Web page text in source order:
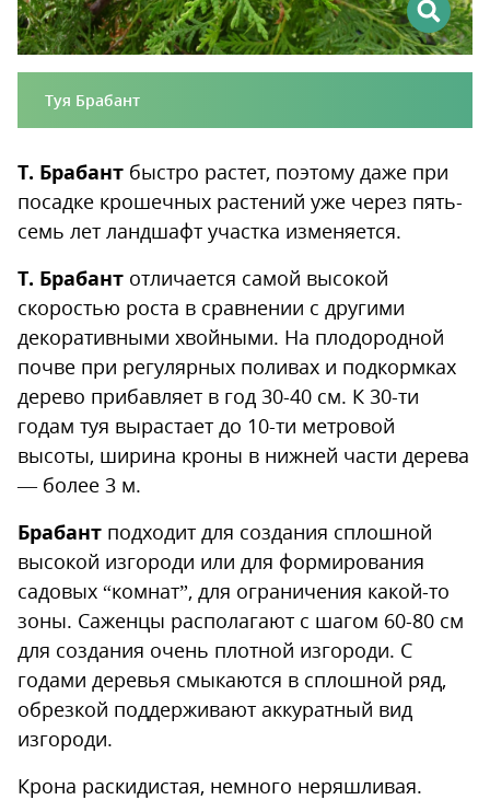
Туя Брабант
Т. Брабант быстро растет, поэтому даже при
посадке крошечных растений уже через пять-
семь лет ландшафт участка изменяется.
Т. Брабант отличается самой высокой
скоростью роста в сравнении с другими
декоративными хвойными. На плодородной
почве при регулярных поливах и подкормках
дерево прибавляет в год 30-40 см. К 30-ти
годам туя вырастает до 10-ти метровой
высоты, ширина кроны в нижней части дерева
— более 3 м.
Брабант подходит для создания сплошной
высокой изгороди или для формирования
садовых “комнат”, для ограничения какой-то
зоны. Саженцы располагают с шагом 60-80 см
для создания очень плотной изгороди. С
годами деревья смыкаются в сплошной ряд,
обрезкой поддерживают аккуратный вид
изгороди.
Крона раскидистая, немного неряшливая.